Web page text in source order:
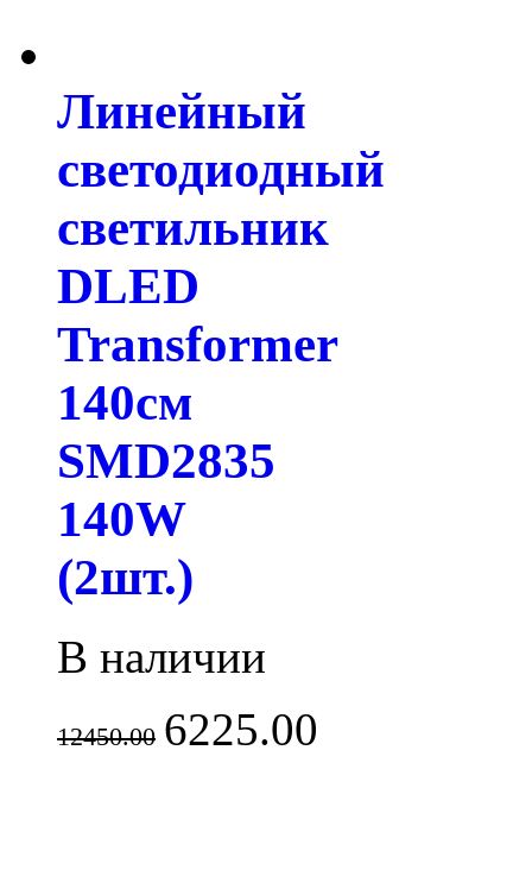
Линейный
светодиодный
светильник
DLED
Transformer
140см
SMD2835
140W
(2шт.)
В наличии
12450.00 6225.00